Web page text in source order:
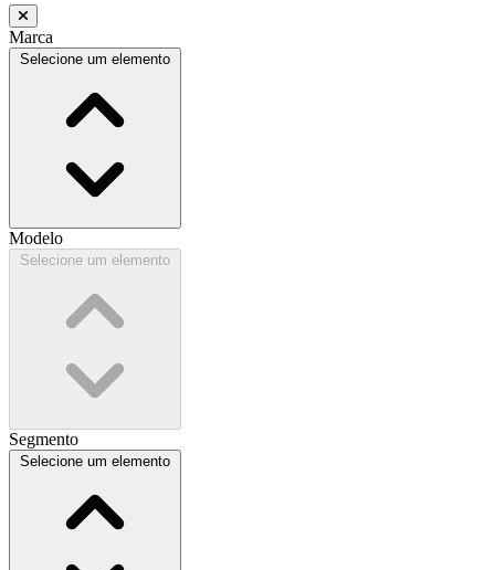
Marca
Selecione um elemento
Modelo
Selecione um elemento
Segmento
Selecione um elemento